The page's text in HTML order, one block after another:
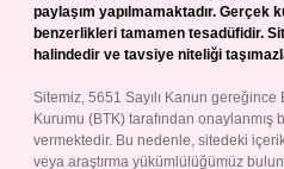
paylaşım yapılmamaktadır. Gerçek
benzerlikleri tamamen tesadüfidir.
halindedir ve tavsiye niteliği
Sitemiz, 5651 Sayılı Kanun
Kurumu (BTK) tarafından onaylanmış
vermektedir. Bu nedenle, sitedeki
veya araştırma yükümlülüğümüz